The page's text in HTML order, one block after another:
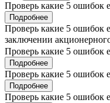
Проверь какие 5 ошибок
Подробнее
Проверь какие 5 ошибок
заключении
Проверь какие 5 ошибок
Подробнее
Проверь какие 5 ошибок
Подробнее
Проверь какие 5 ошибок